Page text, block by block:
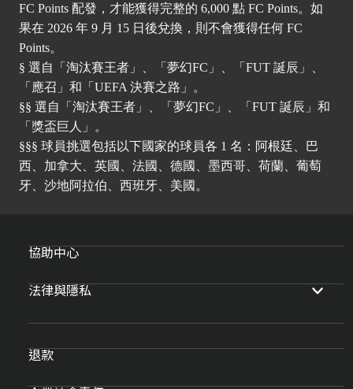
FC Points 配發，才能獲得完整的 6,000 點 FC Points。如
果在 2026 年 9 月 15 日後兌換，則不會獲得任何 FC
Points。
§ 選自「淘汰賽王者」、「夢幻FC」、「FUT 誕辰」、
「應召」和「UEFA 決賽之路」。
§§ 選自「淘汰賽王者」、「夢幻FC」、「FUT 誕辰」和
「獎盃巨人」。
§§§ 球員挑選包括以下國家的球員各 1 名：阿根廷、巴
西、加拿大、英國、法國、德國、墨西哥、荷蘭、葡萄
牙、沙地阿拉伯、西班牙、美國。
協助中心
法律與隱私
退款